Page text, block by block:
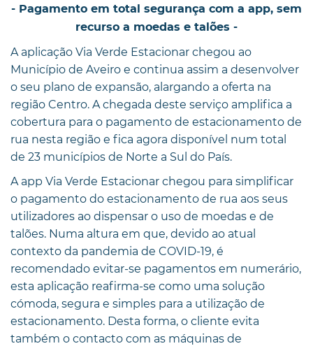
- Pagamento em total segurança com a app, sem
recurso a moedas e talões -
A aplicação Via Verde Estacionar chegou ao
Município de Aveiro e continua assim a desenvolver
o seu plano de expansão, alargando a oferta na
região Centro. A chegada deste serviço amplifica a
cobertura para o pagamento de estacionamento de
rua nesta região e fica agora disponível num total
de 23 municípios de Norte a Sul do País.
A app Via Verde Estacionar chegou para simplificar
o pagamento do estacionamento de rua aos seus
utilizadores ao dispensar o uso de moedas e de
talões. Numa altura em que, devido ao atual
contexto da pandemia de COVID-19, é
recomendado evitar-se pagamentos em numerário,
esta aplicação reafirma-se como uma solução
cómoda, segura e simples para a utilização de
estacionamento. Desta forma, o cliente evita
também o contacto com as máquinas de